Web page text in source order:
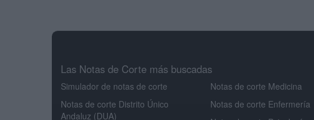
Las Notas de Corte más buscadas
Simulador de notas de corte
Notas de corte Distrito Único
Andaluz (DUA)
Notas de corte Medicina
Notas de corte Enfermería